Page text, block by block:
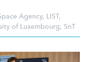
Agency, LIST,
of Luxembourg, SnT